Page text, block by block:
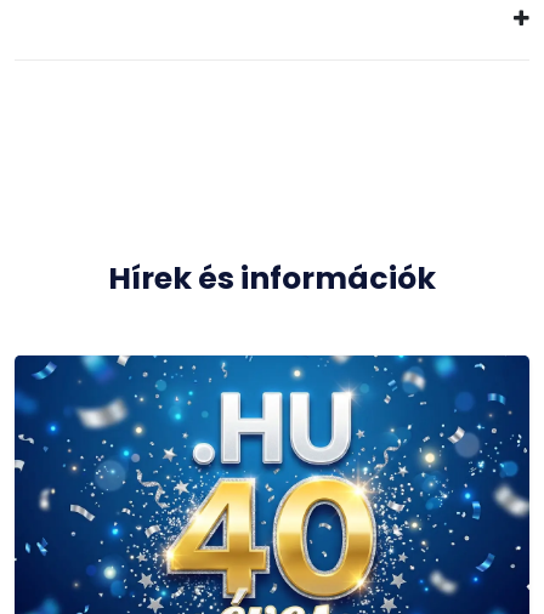
Hírek és információk